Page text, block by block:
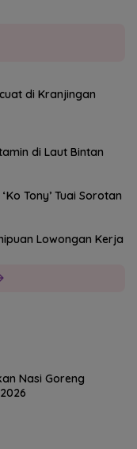
di Kranjingan
di Laut Bintan
Tony’ Tuai Sorotan
Lowongan Kerja
Nasi Goreng